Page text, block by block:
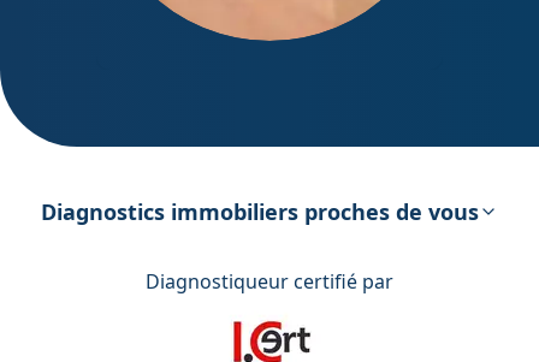
énergétique
Diagnostics immobiliers proches de vous
Diagnostiqueur certifié par